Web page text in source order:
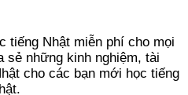
tiếng Nhật miễn phí cho mọi
sẻ những kinh nghiệm, tài
cho các bạn mới học tiếng